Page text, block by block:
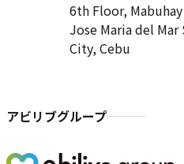
6th Floor,
Jose Maria del Mar
City, Cebu
アビリブグループ